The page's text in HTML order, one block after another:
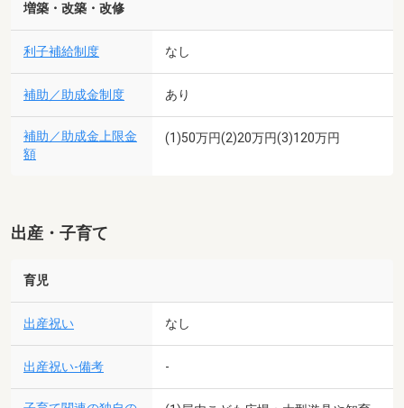
増築・改築・改修
利子補給制度 なし
補助／助成金制度 あり
補助／助成金上限金
額
(1)50万円(2)20万円(3)120万円
出産・子育て
育児
出産祝い なし
出産祝い-備考 -